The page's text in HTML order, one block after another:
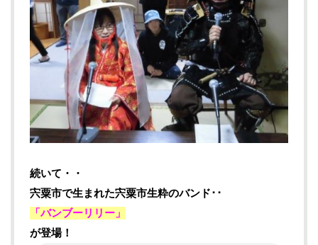
続いて・・
宍粟市で生まれた宍粟市生粋のバンド･･
「バンブーリリー」
が登場！